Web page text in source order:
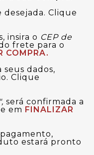
Clique
insira o CEP de
frete para o
COMPRA.
seus dados,
Clique
será confirmada a
em FINALIZAR
estará pronto